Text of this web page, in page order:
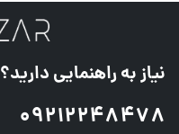
نیاز به راهنمایی دارید؟
09212248478